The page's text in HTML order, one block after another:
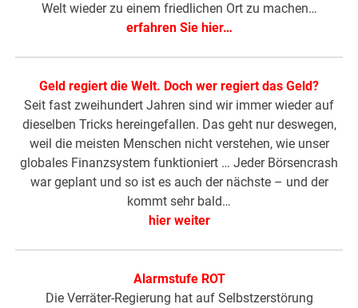
Welt wieder zu einem friedlichen Ort zu machen…
erfahren Sie hier…
Geld regiert die Welt. Doch wer regiert das Geld?
Seit fast zweihundert Jahren sind wir immer wieder auf
dieselben Tricks hereingefallen. Das geht nur deswegen,
weil die meisten Menschen nicht verstehen, wie unser
globales Finanzsystem funktioniert … Jeder Börsencrash
war geplant und so ist es auch der nächste – und der
kommt sehr bald…
hier weiter
Alarmstufe ROT
Die Verräter-Regierung hat auf Selbstzerstörung